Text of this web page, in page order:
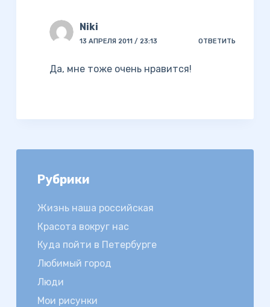
Niki
13 АПРЕЛЯ 2011 / 23:13 ОТВЕТИТЬ
Да, мне тоже очень нравится!
Рубрики
Жизнь наша российская
Красота вокруг нас
Куда пойти в Петербурге
Любимый город
Люди
Мои рисунки